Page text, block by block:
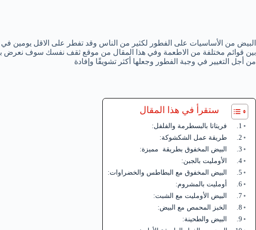
البيض من الأساسيات على الفطور لكثير من الناس وقد تفطر على الاقل يومين
بين قوائم مختلفة من الاطعمة وفي هذا المقال من موقع ثقف نفسك سوف نعرض
من أجل التغيير في وجبة الفطور وجعلها أكثر تشويقًا وإفادة
ستقرأ في هذا المقال
1. فريتاتا بالبسطرمة والفلفل:
2. طريقة عمل الشكشوكة:
3. البيض المخفوق بطريقة مميزة:
4. الأومليت بالجبن:
5. البيض المخفوق مع البطاطس والخضراوات:
6. أومليت بالمشروم:
7. البيض الأومليت مع الشبت:
8. الخبز المحمص مع البيض:
9. البيض والطحينة: